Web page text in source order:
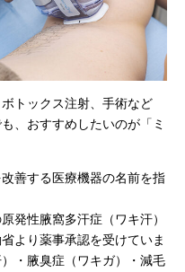
トックス注射、手術など
、おすすめしたいのが「ミ
善する医療機器の名前を指
発性腋窩多汗症（ワキ汗）
より薬事承認を受けていま
・腋臭症（ワキガ）・減毛